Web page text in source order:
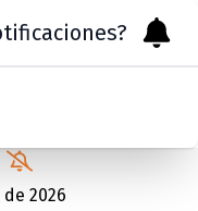
de 2026